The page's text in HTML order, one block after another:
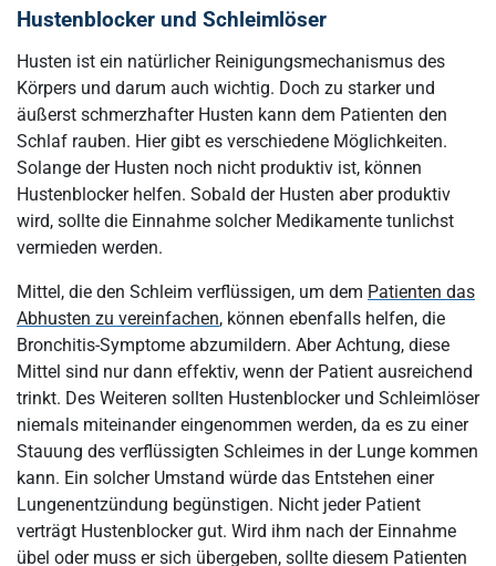
Hustenblocker und Schleimlöser
Husten ist ein natürlicher Reinigungsmechanismus des
Körpers und darum auch wichtig. Doch zu starker und
äußerst schmerzhafter Husten kann dem Patienten den
Schlaf rauben. Hier gibt es verschiedene Möglichkeiten.
Solange der Husten noch nicht produktiv ist, können
Hustenblocker helfen. Sobald der Husten aber produktiv
wird, sollte die Einnahme solcher Medikamente tunlichst
vermieden werden.
Mittel, die den Schleim verflüssigen, um dem Patienten das
Abhusten zu vereinfachen, können ebenfalls helfen, die
Bronchitis-Symptome abzumildern. Aber Achtung, diese
Mittel sind nur dann effektiv, wenn der Patient ausreichend
trinkt. Des Weiteren sollten Hustenblocker und Schleimlöser
niemals miteinander eingenommen werden, da es zu einer
Stauung des verflüssigten Schleimes in der Lunge kommen
kann. Ein solcher Umstand würde das Entstehen einer
Lungenentzündung begünstigen. Nicht jeder Patient
verträgt Hustenblocker gut. Wird ihm nach der Einnahme
übel oder muss er sich übergeben, sollte diesem Patienten